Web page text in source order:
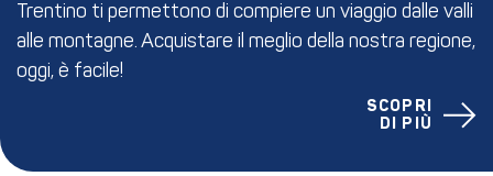
Trentino ti permettono di compiere un viaggio dalle valli
alle montagne. Acquistare il meglio della nostra regione,
oggi, è facile!
SCOPRI
DI PIÙ